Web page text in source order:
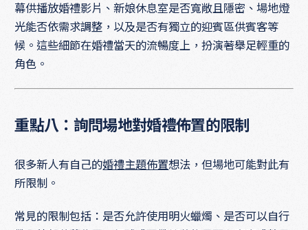
幕供播放婚禮影片、新娘休息室是否寬敞且隱密、場地燈
光能否依需求調整，以及是否有獨立的迎賓區供賓客等
候。這些細節在婚禮當天的流暢度上，扮演著舉足輕重的
角色。
重點八：詢問場地對婚禮佈置的限制
很多新人有自己的婚禮主題佈置想法，但場地可能對此有
所限制。
常見的限制包括：是否允許使用明火蠟燭、是否可以自行